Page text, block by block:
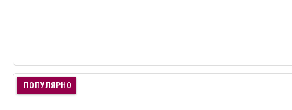
ПОПУЛЯРНО